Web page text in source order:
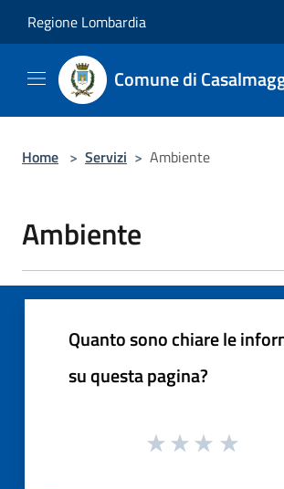
Regione Lombardia
Comune di
Home > Servizi > Ambiente
Ambiente
Quanto sono chiare le
su questa pagina?